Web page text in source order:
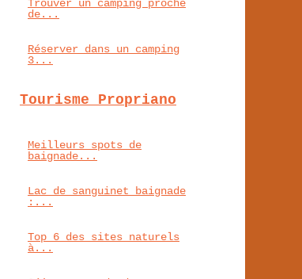
Trouver un camping proche
de...
Réserver dans un camping
3...
Tourisme Propriano
Meilleurs spots de
baignade...
Lac de sanguinet baignade
:...
Top 6 des sites naturels
à...